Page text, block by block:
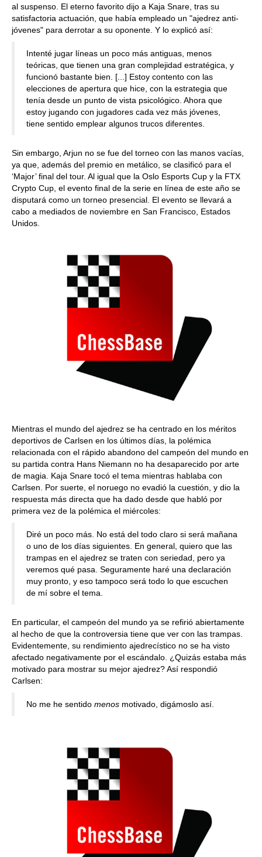
al suspenso. El eterno favorito dijo a Kaja Snare, tras su
satisfactoria actuación, que había empleado un "ajedrez anti-
jóvenes" para derrotar a su oponente. Y lo explicó así:
Intenté jugar líneas un poco más antiguas, menos
teóricas, que tienen una gran complejidad estratégica, y
funcionó bastante bien. [...] Estoy contento con las
elecciones de apertura que hice, con la estrategia que
tenía desde un punto de vista psicológico. Ahora que
estoy jugando con jugadores cada vez más jóvenes,
tiene sentido emplear algunos trucos diferentes.
Sin embargo, Arjun no se fue del torneo con las manos vacías,
ya que, además del premio en metálico, se clasificó para el
‘Major’ final del tour. Al igual que la Oslo Esports Cup y la FTX
Crypto Cup, el evento final de la serie en línea de este año se
disputará como un torneo presencial. El evento se llevará a
cabo a mediados de noviembre en San Francisco, Estados
Unidos.
Mientras el mundo del ajedrez se ha centrado en los méritos
deportivos de Carlsen en los últimos días, la polémica
relacionada con el rápido abandono del campeón del mundo en
su partida contra Hans Niemann no ha desaparecido por arte
de magia. Kaja Snare tocó el tema mientras hablaba con
Carlsen. Por suerte, el noruego no evadió la cuestión, y dio la
respuesta más directa que ha dado desde que habló por
primera vez de la polémica el miércoles:
Diré un poco más. No está del todo claro si será mañana
o uno de los días siguientes. En general, quiero que las
trampas en el ajedrez se traten con seriedad, pero ya
veremos qué pasa. Seguramente haré una declaración
muy pronto, y eso tampoco será todo lo que escuchen
de mí sobre el tema.
En particular, el campeón del mundo ya se refirió abiertamente
al hecho de que la controversia tiene que ver con las trampas.
Evidentemente, su rendimiento ajedrecístico no se ha visto
afectado negativamente por el escándalo. ¿Quizás estaba más
motivado para mostrar su mejor ajedrez? Así respondió
Carlsen:
No me he sentido menos motivado, digámoslo así.